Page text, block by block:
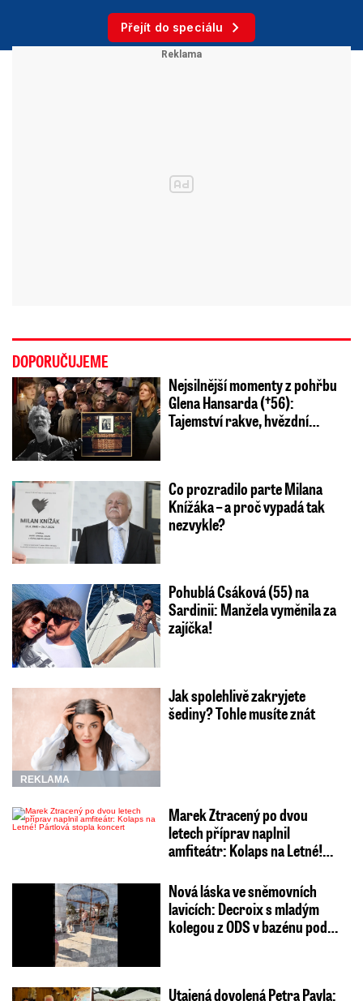
Přejít do speciálu
DOPORUČUJEME
Nejsilnější momenty z pohřbu
Glena Hansarda (†56):
Tajemství rakve, hvězdní…
Co prozradilo parte Milana
Knížáka – a proč vypadá tak
nezvykle?
Pohublá Csáková (55) na
Sardinii: Manžela vyměnila za
zajíčka!
REKLAMA
Jak spolehlivě zakryjete
šediny? Tohle musíte znát
Marek Ztracený po dvou
letech příprav naplnil
amfiteátr: Kolaps na Letné!…
Nová láska ve sněmovních
lavicích: Decroix s mladým
kolegou z ODS v bazénu pod…
Utajená dovolená Petra Pavla: